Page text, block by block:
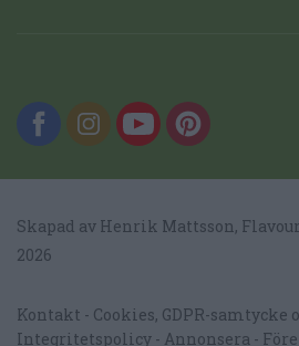
Skapad av Henrik Mattsson,
2026
Kontakt
Cookies, GDPR-samtycke
Integritetspolicy
Annonsera